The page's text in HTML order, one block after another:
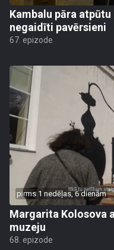
Kambalu pāra
negaidīti pavērsieni
67. epizode
pirms 1 nedēļas, 6 dienām
Margarita Kolosova
muzeju
68. epizode